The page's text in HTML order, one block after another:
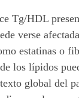
Tg/HDL
verse
estatinas o
los lípidos
global del